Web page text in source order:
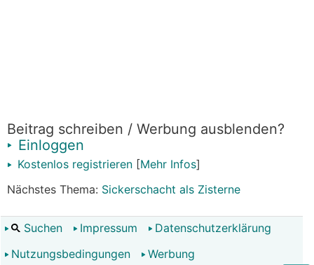
Beitrag schreiben / Werbung ausblenden?
Einloggen
Kostenlos registrieren [Mehr Infos]
Nächstes Thema: Sickerschacht als Zisterne
Suchen Impressum
Datenschutzerklärung
Nutzungsbedingungen
Werbung